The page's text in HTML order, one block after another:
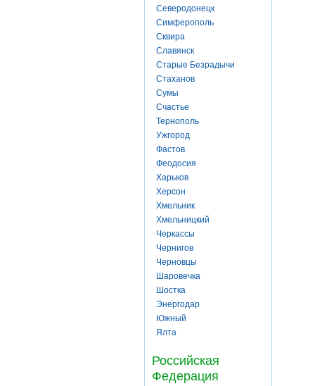
Северодонецк
Симферополь
Сквира
Славянск
Старые Безрадычи
Стаханов
Сумы
Счастье
Тернополь
Ужгород
Фастов
Феодосия
Харьков
Херсон
Хмельник
Хмельницкий
Черкассы
Чернигов
Черновцы
Шаровечка
Шостка
Энергодар
Южный
Ялта
Российская
Федерация